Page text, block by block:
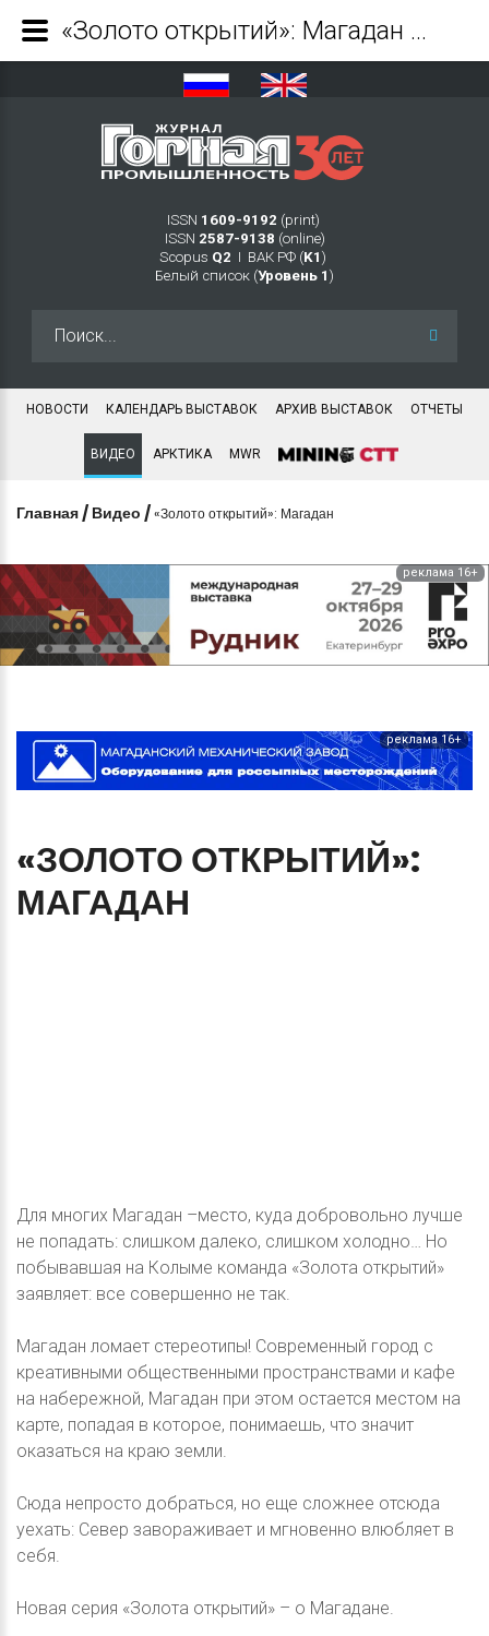
ISSN 1609-9192 (print)
ISSN 2587-9138 (online)
Scopus Q2 Ι ВАК РФ (K1 )
Белый список (Уровень 1 )
НОВОСТИ КАЛЕНДАРЬ ВЫСТАВОК АРХИВ ВЫСТАВОК ОТЧЕТЫ
ВИДЕО АРКТИКА MWR
Главная / Видео /«Золото открытий»: Магадан
реклама 16+
реклама 16+
«ЗОЛОТО ОТКРЫТИЙ»:
МАГАДАН
Для многих Магадан –место, куда добровольно лучше
не попадать: слишком далеко, слишком холодно… Но
побывавшая на Колыме команда «Золота открытий»
заявляет: все совершенно не так.
Магадан ломает стереотипы! Современный город с
креативными общественными пространствами и кафе
на набережной, Магадан при этом остается местом на
карте, попадая в которое, понимаешь, что значит
оказаться на краю земли.
Сюда непросто добраться, но еще сложнее отсюда
уехать: Север завораживает и мгновенно влюбляет в
себя.
Новая серия «Золота открытий» – о Магадане.
«Золото открытий»: Магадан - Журнал Горная промышленность